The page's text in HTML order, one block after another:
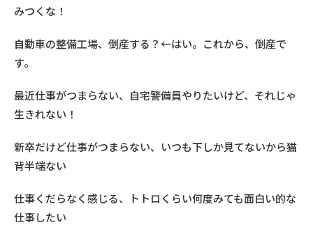
みつくな！
自動車の整備工場、倒産する？←はい。これから、倒産で
す。
最近仕事がつまらない、自宅警備員やりたいけど、それじゃ
生きれない！
新卒だけど仕事がつまらない、いつも下しか見てないから猫
背半端ない
仕事くだらなく感じる、トトロくらい何度みても面白い的な
仕事したい